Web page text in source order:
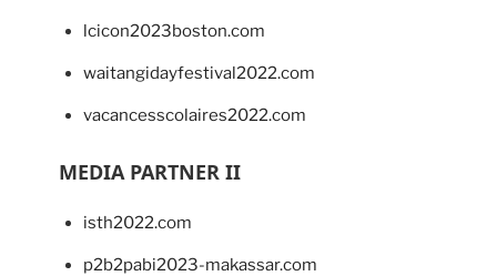
lcicon2023boston.com
waitangidayfestival2022.com
vacancesscolaires2022.com
MEDIA PARTNER II
isth2022.com
p2b2pabi2023-makassar.com